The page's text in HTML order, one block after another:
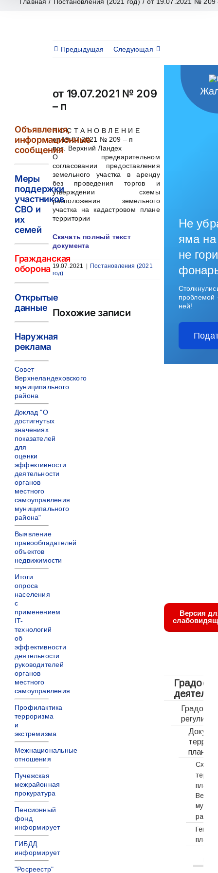
Предыдущая Следующая
от 19.07.2021 № 209
– п
П О С Т А Н О В Л Е Н И Е
от 19.07.2021 № 209 – п
пос. Верхний Ландех
О предварительном
согласовании предоставления
земельного участка в аренду
без проведения торгов и
утверждении схемы
расположения земельного
участка на кадастровом плане
территории
Скачать полный текст
документа
19.07.2021
Постановления (2021
год)
Похожие записи
Объявления,
информационные
сообщения
Меры
поддержки
участников
СВО и
их
семей
Гражданская
оборона
Открытые
данные
Наружная
реклама
Совет
Верхнеландеховского
муниципального
района
Доклад "О
достигнутых
значениях
показателей
для
оценки
эффективности
деятельности
органов
местного
самоуправления
муниципального
района"
Выявление
правообладателей
объектов
недвижимости
Итоги
опроса
населения
с
применением
IT-
технологий
об
эффективности
деятельности
руководителей
органов
местного
самоуправления
Профилактика
терроризма
и
экстремизма
Межнациональные
отношения
Пучежская
межрайонная
прокуратура
Пенсионный
фонд
информирует
ГИБДД
информирует
"Росреестр"
Не
яма на
не
ней!
Версия
Схема
план